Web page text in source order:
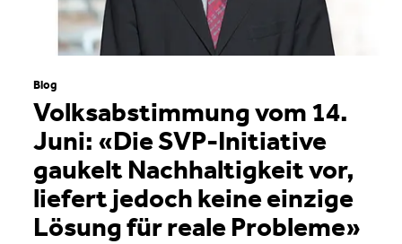
Volksabstimmung vom 14.
Juni: «Die SVP-Initiative
gaukelt Nachhaltigkeit vor,
liefert jedoch keine einzige
Lösung für reale Probleme»
Blog